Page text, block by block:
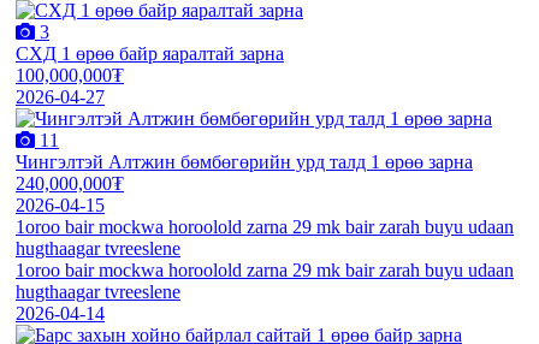
3
СХД 1 өрөө байр яаралтай зарна
100,000,000₮
2026-04-27
11
Чингэлтэй Алтжин бөмбөгөрийн урд талд 1 өрөө зарна
240,000,000₮
2026-04-15
1oroo bair mockwa horoolold zarna 29 mk bair zarah buyu udaan
hugthaagar tvreeslene
1oroo bair mockwa horoolold zarna 29 mk bair zarah buyu udaan
hugthaagar tvreeslene
2026-04-14